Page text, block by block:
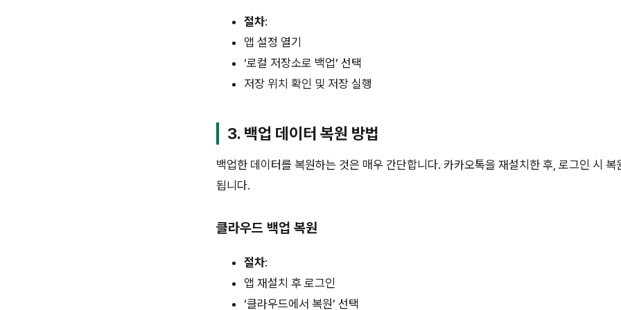
절차:
앱 설정 열기
‘로컬 저장소로 백업’ 선택
저장 위치 확인 및 저장 실행
3. 백업 데이터 복원 방법
백업한 데이터를 복원하는 것은 매우 간단합니다. 카카오톡을 재설치한 후, 로그인 시 복
됩니다.
클라우드 백업 복원
절차:
앱 재설치 후 로그인
‘클라우드에서 복원’ 선택